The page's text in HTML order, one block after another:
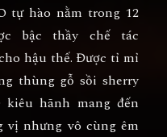
tự hào nằm trong 12
bậc thầy chế tác
hậu thế. Được tỉ mỉ
thùng gỗ sồi sherry
kiêu hãnh mang đến
vị nhưng vô cùng êm